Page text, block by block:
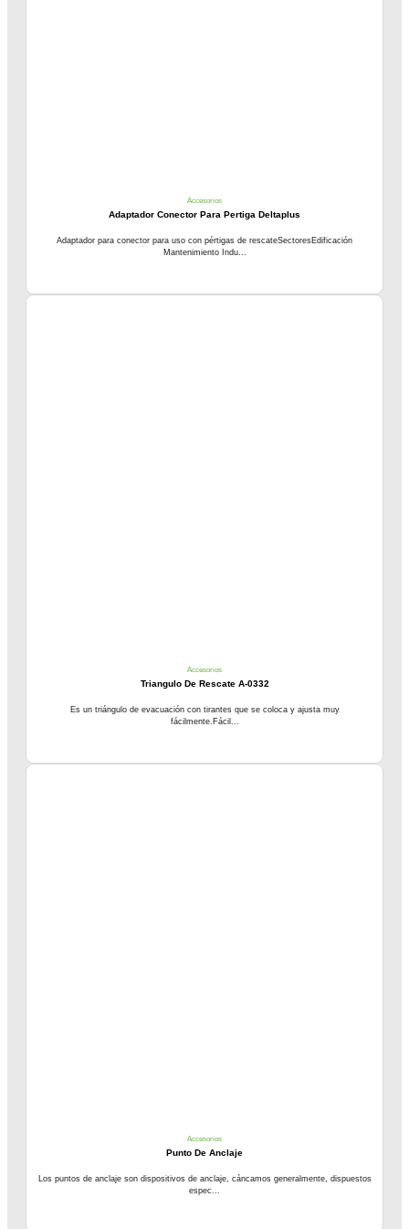
Accesorios
Adaptador Conector Para Pertiga Deltaplus
Adaptador para conector para uso con pértigas de rescateSectoresEdificación
Mantenimiento Indu...
Accesorios
Triangulo De Rescate A-0332
Es un triángulo de evacuación con tirantes que se coloca y ajusta muy
fácilmente.Fácil...
Accesorios
Punto De Anclaje
Los puntos de anclaje son dispositivos de anclaje, cáncamos generalmente, dispuestos
espec...